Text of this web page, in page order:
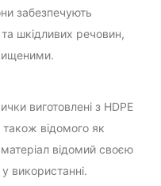
забезпечують
шкідливих речовин,
виготовлені з HDPE
також відомого як
відомий своєю
використанні.